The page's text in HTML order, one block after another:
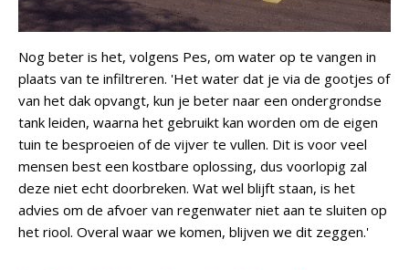
Nog beter is het, volgens Pes, om water op te vangen in
plaats van te infiltreren. 'Het water dat je via de gootjes of
van het dak opvangt, kun je beter naar een ondergrondse
tank leiden, waarna het gebruikt kan worden om de eigen
tuin te besproeien of de vijver te vullen. Dit is voor veel
mensen best een kostbare oplossing, dus voorlopig zal
deze niet echt doorbreken. Wat wel blijft staan, is het
advies om de afvoer van regenwater niet aan te sluiten op
het riool. Overal waar we komen, blijven we dit zeggen.'